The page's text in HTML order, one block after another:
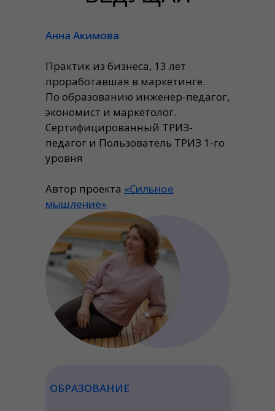
Анна Акимова
Практик из бизнеса, 13 лет
проработавшая в маркетинге.
По образованию инженер-педагог,
экономист и маркетолог.
Сертифицированный ТРИЗ-
педагог и Пользователь ТРИЗ 1-го
уровня
Автор проекта «Сильное
мышление»
ОБРАЗОВАНИЕ